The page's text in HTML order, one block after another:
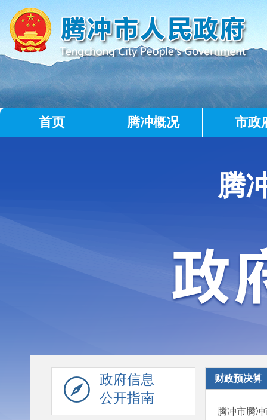
首页 腾冲概况 市政
腾
政府信息
公开指南
财政预决算
腾冲市腾